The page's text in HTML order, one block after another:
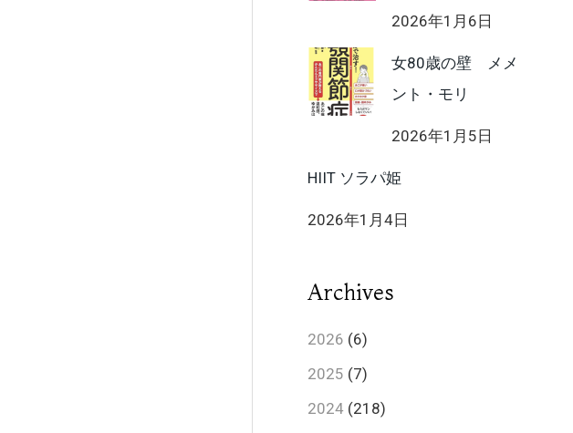
2026年1月6日
女80歳の壁 メメ
ント・モリ
2026年1月5日
HIIT ソラパ姫
2026年1月4日
Archives
2026 (6)
2025 (7)
2024 (218)